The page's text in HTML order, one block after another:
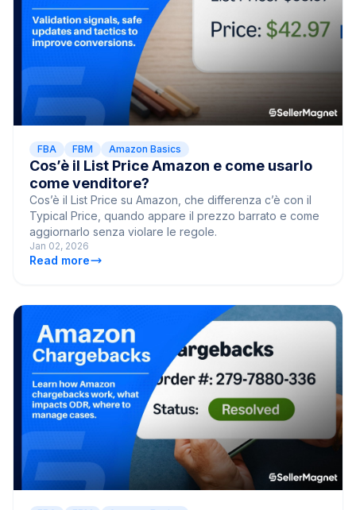
FBA FBM Amazon Basics
Cos’è il List Price Amazon e come usarlo
come venditore?
Cos’è il List Price su Amazon, che differenza c’è con il
Typical Price, quando appare il prezzo barrato e come
aggiornarlo senza violare le regole.
Jan 02, 2026
Read more